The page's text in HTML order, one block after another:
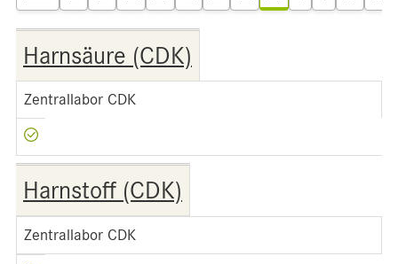
Harnsäure (CDK)
Zentrallabor CDK
Harnstoff (CDK)
Zentrallabor CDK